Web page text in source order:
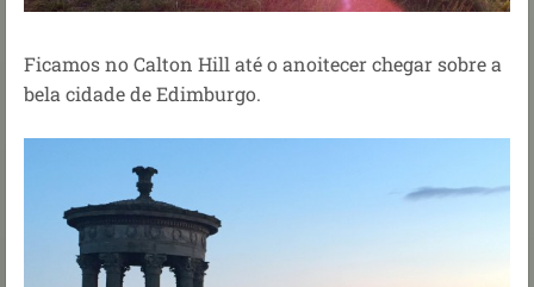
Ficamos no Calton Hill até o anoitecer chegar sobre a
bela cidade de Edimburgo.